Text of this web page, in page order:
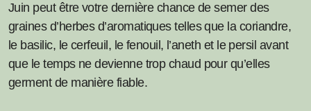
Juin peut être votre dernière chance de semer des
graines d’herbes d’aromatiques telles que la coriandre,
le basilic, le cerfeuil, le fenouil, l’aneth et le persil avant
que le temps ne devienne trop chaud pour qu’elles
germent de manière fiable.